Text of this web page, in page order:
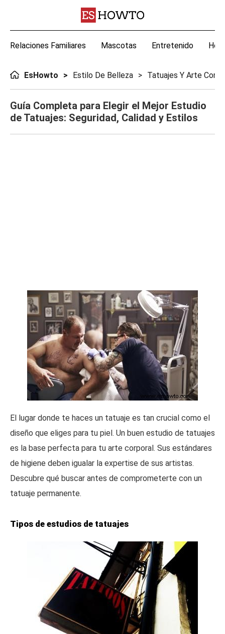
Relaciones Familiares Mascotas Entretenido
EsHowto Estilo De Belleza Tatuajes Y Arte
Guía Completa para Elegir el Mejor Estudio
de Tatuajes: Seguridad, Calidad y Estilos
El lugar donde te haces un tatuaje es tan crucial como el
diseño que eliges para tu piel. Un buen estudio de tatuajes
es la base perfecta para tu arte corporal. Sus estándares
de higiene deben igualar la expertise de sus artistas.
Descubre qué buscar antes de comprometerte con un
tatuaje permanente.
Tipos de estudios de tatuajes